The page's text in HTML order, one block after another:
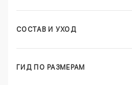
СОСТАВ И УХОД
ГИД ПО РАЗМЕРАМ